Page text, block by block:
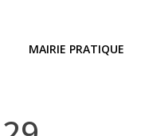
MAIRIE PRATIQUE